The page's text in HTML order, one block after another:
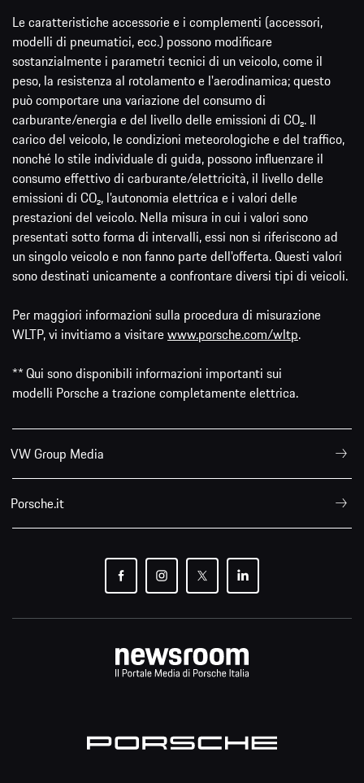
Le caratteristiche accessorie e i complementi (accessori,
modelli di pneumatici, ecc.) possono modificare
sostanzialmente i parametri tecnici di un veicolo, come il
peso, la resistenza al rotolamento e l'aerodinamica; questo
può comportare una variazione del consumo di
carburante/energia e del livello delle emissioni di CO₂. Il
carico del veicolo, le condizioni meteorologiche e del traffico,
nonché lo stile individuale di guida, possono influenzare il
consumo effettivo di carburante/elettricità, il livello delle
emissioni di CO₂, l’autonomia elettrica e i valori delle
prestazioni del veicolo. Nella misura in cui i valori sono
presentati sotto forma di intervalli, essi non si riferiscono ad
un singolo veicolo e non fanno parte dell'offerta. Questi valori
sono destinati unicamente a confrontare diversi tipi di veicoli.
Per maggiori informazioni sulla procedura di misurazione
WLTP, vi invitiamo a visitarewww.porsche.com/wltp.
** Qui sono disponibili informazioni importanti sui
modelli Porsche a trazione completamente elettrica.
VW Group Media
Porsche.it